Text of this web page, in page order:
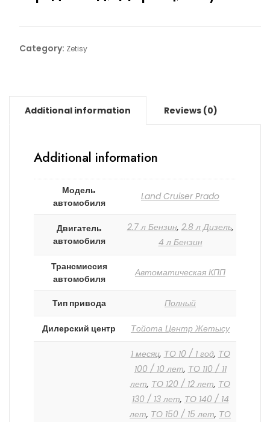
Category: Zetisy
Additional information Reviews (0)
Additional information
Модель
автомобиля
Land Cruiser Prado
Двигатель
автомобиля
2.7 л Бензин, 2.8 л Дизель,
4 л Бензин
Трансмиссия
автомобиля
Автоматическая КПП
Тип привода Полный
Дилерский центр Тойота Центр Жетысу
1 месяц, ТО 10 / 1 год, ТО
100 / 10 лет, ТО 110 / 11
лет, ТО 120 / 12 лет, ТО
130 / 13 лет, ТО 140 / 14
лет, ТО 150 / 15 лет, ТО